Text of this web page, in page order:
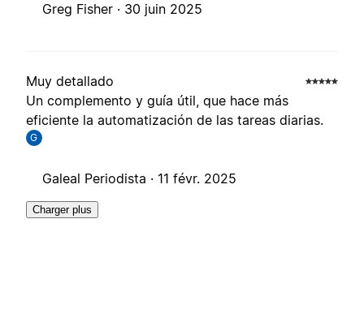
Greg Fisher · 30 juin 2025
Muy detallado
Un complemento y guía útil, que hace más
eficiente la automatización de las tareas diarias.
G
Galeal Periodista · 11 févr. 2025
Charger plus